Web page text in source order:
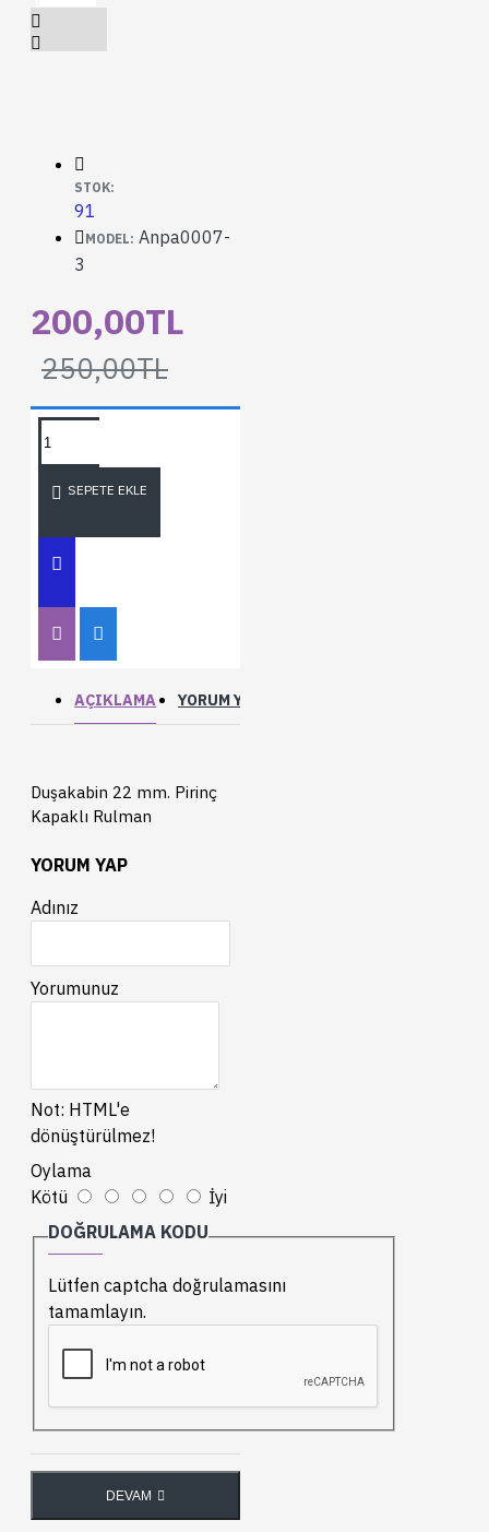
200,00TL
250,00TL
STOK:
91
MODEL: Anpa0007-
3
SEPETE EKLE
AÇIKLAMA YORUM YAP
Duşakabin 22 mm. Pirinç
Kapaklı Rulman
YORUM YAP
Adınız
Yorumunuz
Not: HTML'e
dönüştürülmez!
Oylama
Kötü
İyi
DOĞRULAMA KODU
Lütfen captcha doğrulamasını
tamamlayın.
DEVAM